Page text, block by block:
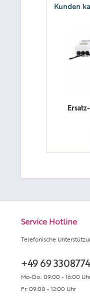
Kunden
Service Hotline
Telefonische
+49 69
Mo-Do.: 09:00 - 16:00
Fr: 09:00 - 12:00 Uhr